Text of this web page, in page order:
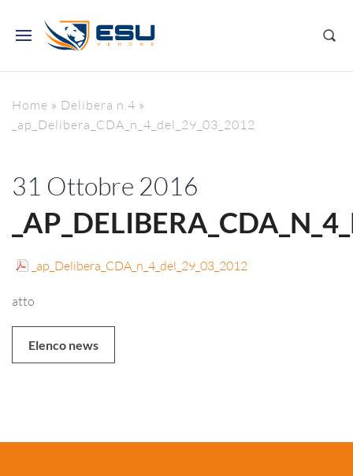
Home » Delibera n.4 »
_ap_Delibera_CDA_n_4_del_29_03_2012
31 Ottobre 2016
_ap_Delibera_CDA_n_4_del_29_03_2012
atto
Elenco news